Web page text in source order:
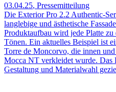
03.04.25, Pressemitteilung
Die Exterior Pro 2.2 Authentic-
langlebige und ästhetische
Produktaufbau wird jede Platte
Tönen. Ein aktuelles Beispiel ist
Torre de Moncorvo, die innen
Mocca NT verkleidet wurde. Das
Gestaltung und Materialwahl